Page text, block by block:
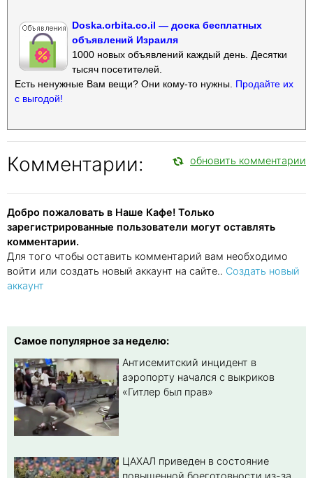
Doska.orbita.co.il — доска бесплатных
объявлений Израиля
1000 новых объявлений каждый день. Десятки
тысяч посетителей.
Есть ненужные Вам вещи? Они кому-то нужны. Продайте их
с выгодой!
Комментарии: обновить комментарии
Добро пожаловать в Наше Кафе! Только
зарегистрированные пользователи могут оставлять
комментарии.
Для того чтобы оставить комментарий вам необходимо
войти или создать новый аккаунт на сайте.. Создать новый
аккаунт
Самое популярное за неделю:
Антисемитский инцидент в
аэропорту начался с выкриков
«Гитлер был прав»
ЦАХАЛ приведен в состояние
повышенной боеготовности из-за